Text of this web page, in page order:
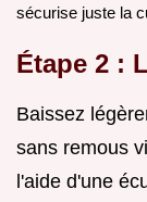
sécurise juste la
Étape 2 :
Baissez
sans remous
l'aide d'une